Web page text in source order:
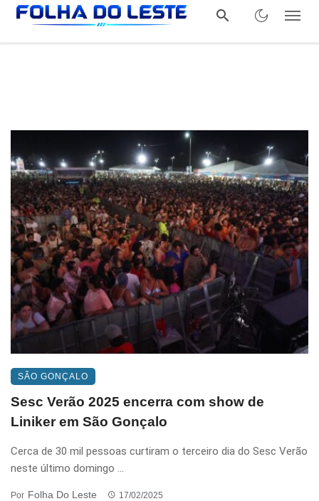
SÃO GONÇALO
Sesc Verão 2025 encerra com show de
Liniker em São Gonçalo
Cerca de 30 mil pessoas curtiram o terceiro dia do Sesc Verão
neste último domingo ...
Por Folha Do Leste 17/02/2025